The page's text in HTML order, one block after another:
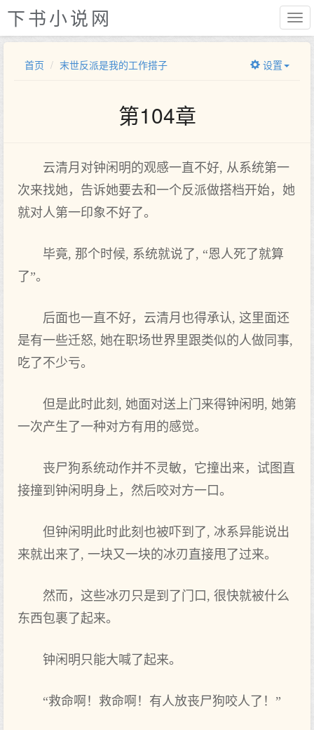
下书小说网
首页 末世反派是我的工作搭子 设置
第104章
云清月对钟闲明的观感一直不好, 从系统第一
次来找她，告诉她要去和一个反派做搭档开始，她
就对人第一印象不好了。
毕竟, 那个时候, 系统就说了, “恩人死了就算
了”。
后面也一直不好，云清月也得承认, 这里面还
是有一些迁怒, 她在职场世界里跟类似的人做同事,
吃了不少亏。
但是此时此刻, 她面对送上门来得钟闲明, 她第
一次产生了一种对方有用的感觉。
丧尸狗系统动作并不灵敏，它撞出来，试图直
接撞到钟闲明身上，然后咬对方一口。
但钟闲明此时此刻也被吓到了, 冰系异能说出
来就出来了, 一块又一块的冰刃直接甩了过来。
然而，这些冰刃只是到了门口, 很快就被什么
东西包裹了起来。
钟闲明只能大喊了起来。
“救命啊！救命啊！有人放丧尸狗咬人了！”